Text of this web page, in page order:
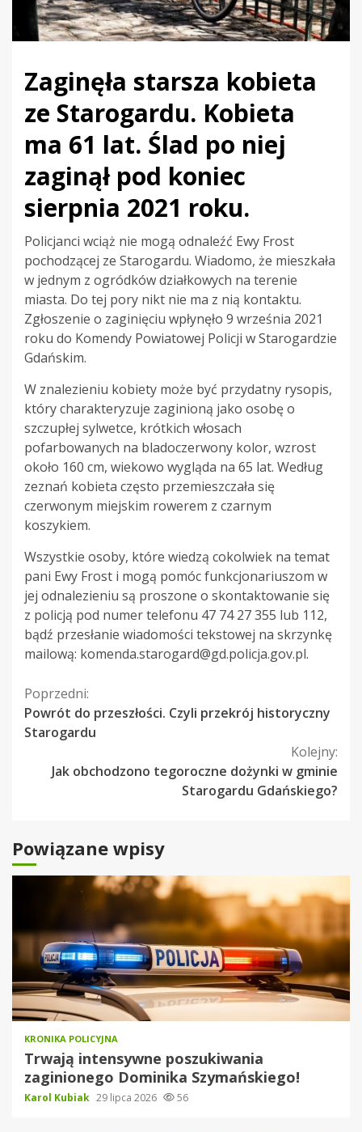
Zaginęła starsza kobieta
ze Starogardu. Kobieta
ma 61 lat. Ślad po niej
zaginął pod koniec
sierpnia 2021 roku.
Policjanci wciąż nie mogą odnaleźć Ewy Frost
pochodzącej ze Starogardu. Wiadomo, że mieszkała
w jednym z ogródków działkowych na terenie
miasta. Do tej pory nikt nie ma z nią kontaktu.
Zgłoszenie o zaginięciu wpłynęło 9 września 2021
roku do Komendy Powiatowej Policji w Starogardzie
Gdańskim.
W znalezieniu kobiety może być przydatny rysopis,
który charakteryzuje zaginioną jako osobę o
szczupłej sylwetce, krótkich włosach
pofarbowanych na bladoczerwony kolor, wzrost
około 160 cm, wiekowo wygląda na 65 lat. Według
zeznań kobieta często przemieszczała się
czerwonym miejskim rowerem z czarnym
koszykiem.
Wszystkie osoby, które wiedzą cokolwiek na temat
pani Ewy Frost i mogą pomóc funkcjonariuszom w
jej odnalezieniu są proszone o skontaktowanie się
z policją pod numer telefonu 47 74 27 355 lub 112,
bądź przesłanie wiadomości tekstowej na skrzynkę
mailową: komenda.starogard@gd.policja.gov.pl.
Kontynuuj
czytanie
Poprzedni:
Powrót do przeszłości. Czyli przekrój historyczny
Starogardu
Kolejny:
Jak obchodzono tegoroczne dożynki w gminie
Starogardu Gdańskiego?
Powiązane wpisy
KRONIKA POLICYJNA
Trwają intensywne poszukiwania
zaginionego Dominika Szymańskiego!
Karol Kubiak 29 lipca 2026 56